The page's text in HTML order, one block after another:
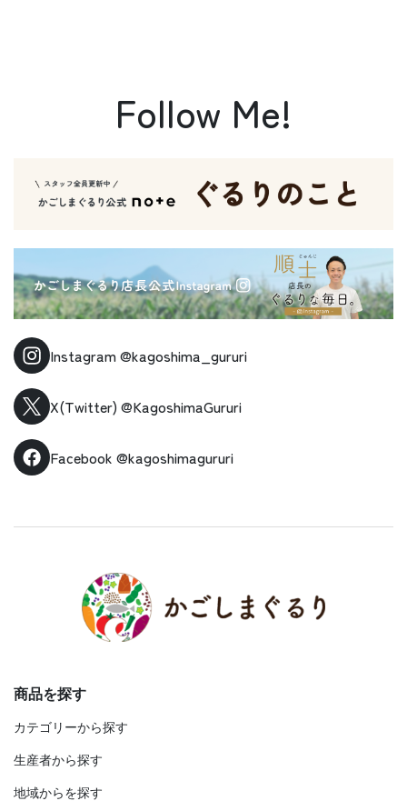
Follow Me!
Instagram@kagoshima_gururi
X(Twitter) @KagoshimaGururi
Facebook @kagoshimagururi
商品を探す
カテゴリーから探す
生産者から探す
地域からを探す